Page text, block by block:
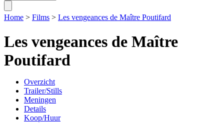
Home > Films > Les vengeances de Maître Poutifard
Les vengeances de Maître
Poutifard
Overzicht
Trailer/Stills
Meningen
Details
Koop/Huur